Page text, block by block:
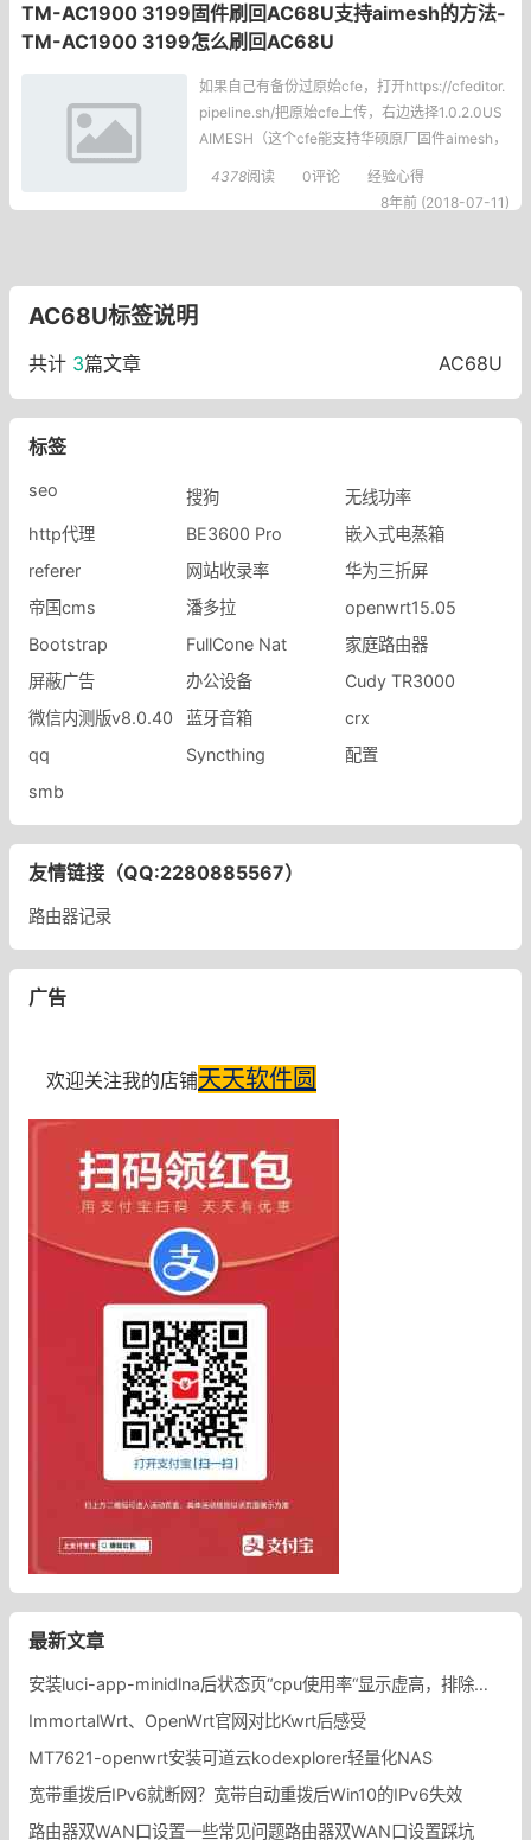
TM-AC1900 3199固件刷回AC68U支持aimesh的方法-
TM-AC1900 3199怎么刷回AC68U
如果自己有备份过原始cfe，打开https://cfeditor.
pipeline.sh/把原始cfe上传，右边选择1.0.2.0US
AIMESH（这个cfe能支持华硕原厂固件aimesh，
你也可选其他的cfe，不一定支持aimesh，该网页
下面还能选择全区支持和功率）下载，改名为ne
4378阅读 0评论
经验心得
8年前 (2018-07-11)
AC68U标签说明
共计 3篇文章 AC68U
标签
seo 搜狗
无线功率
http代理
BE3600 Pro
嵌入式电蒸箱
referer
网站收录率
华为三折屏
帝国cms
潘多拉
openwrt15.05
Bootstrap
FullCone Nat
家庭路由器
屏蔽广告
办公设备
Cudy TR3000
微信内测版v8.0.40
蓝牙音箱
crx
qq
Syncthing
配置
smb
友情链接（QQ:2280885567）
路由器记录
广告
欢迎关注我的店铺天天软件圆
最新文章
安装luci-app-minidlna后状态页“cpu使用率“显示虚高，排除过程记录。
ImmortalWrt、OpenWrt官网对比Kwrt后感受
MT7621-openwrt安装可道云kodexplorer轻量化NAS
宽带重拨后IPv6就断网？宽带自动重拨后Win10的IPv6失效
路由器双WAN口设置一些常见问题路由器双WAN口设置踩坑